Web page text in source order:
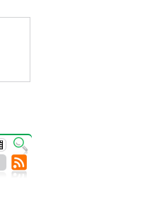
пошлин на товары из ЕС